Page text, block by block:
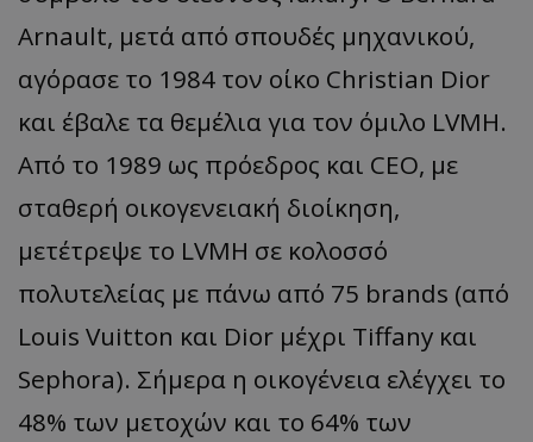
Arnault, μετά από σπουδές μηχανικού,
αγόρασε το 1984 τον οίκο Christian Dior
και έβαλε τα θεμέλια για τον όμιλο LVMH.
Από το 1989 ως πρόεδρος και CEO, με
σταθερή οικογενειακή διοίκηση,
μετέτρεψε το LVMH σε κολοσσό
πολυτελείας με πάνω από 75 brands (από
Louis Vuitton και Dior μέχρι Tiffany και
Sephora). Σήμερα η οικογένεια ελέγχει το
48% των μετοχών και το 64% των